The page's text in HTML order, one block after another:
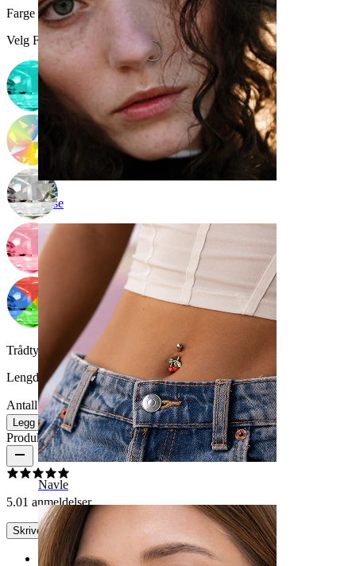
Nese
Navle
Farge på sten:
Velg Farge på sten
Trådtykkelse:
1,6 mm
Lengde:10 mm
Antall: 1 Endre
Legg i handlekurv
Produktanmeldelser
5.01 anmeldelser
Skrive en omtale
Rating